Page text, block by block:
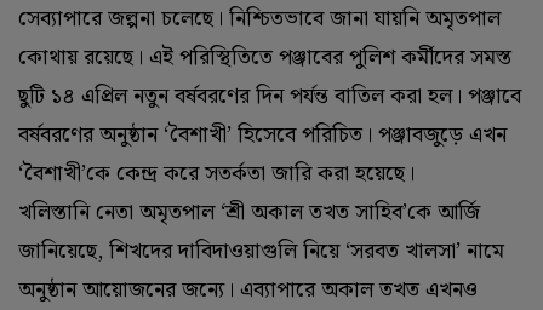
সেব্যাপারে জল্পনা চলেছে। নিশ্চিতভাবে জানা যায়নি অমৃতপাল
কোথায় রয়েছে। এই পরিস্থিতিতে পঞ্জাবের পুলিশ কর্মীদের সমস্ত
ছুটি ১৪ এপ্রিল নতুন বর্ষবরণের দিন পর্যন্ত বাতিল করা হল। পঞ্জাবে
বর্ষবরণের অনুষ্ঠান ‘বৈশাখী’ হিসেবে পরিচিত। পঞ্জাবজুড়ে এখন
‘বৈশাখী’কে কেন্দ্র করে সতর্কতা জারি করা হয়েছে।
খলিস্তানি নেতা অমৃতপাল ‘শ্রী অকাল তখত সাহিব’কে আর্জি
জানিয়েছে, শিখদের দাবিদাওয়াগুলি নিয়ে ‘সরবত খালসা’ নামে
অনুষ্ঠান আয়োজনের জন্যে। এব্যাপারে অকাল তখত এখনও